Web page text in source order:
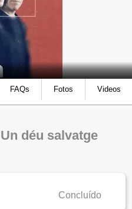
FAQs Fotos Videos
déu salvatge
Concluído